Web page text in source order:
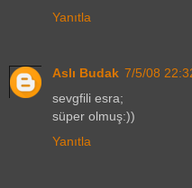
Yanıtla
Aslı Budak 7/5/08
sevgfili esra;
süper olmuş:))
Yanıtla